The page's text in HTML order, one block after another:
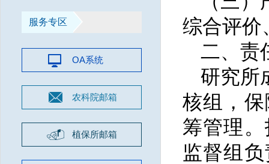
服务专区
OA系统
农科院邮箱
植保所邮箱
综合评价
二、责
研究所
核组，
筹管理
监督组